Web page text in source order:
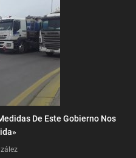
De Este Gobierno Nos